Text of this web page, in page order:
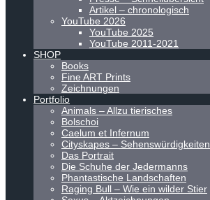
Artikel – chronologisch
YouTube 2026
YouTube 2025
YouTube 2011-2021
SHOP
Books
Fine ART Prints
Zeichnungen
Portfolio
Animals – Allzu tierisches
Bolschoi
Caelum et Infernum
Cityskapes – Sehenswürdigkeiten
Das Portrait
Die Schuhe der Jedermanns
Phantastische Landschaften
Raging Bull – Wie ein wilder Stier